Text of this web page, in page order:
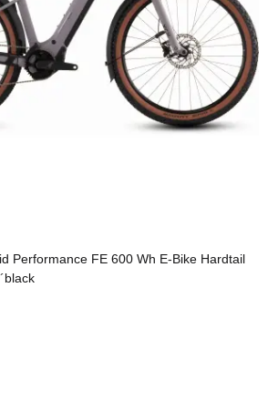
Performance FE 600 Wh E-Bike Hardtail